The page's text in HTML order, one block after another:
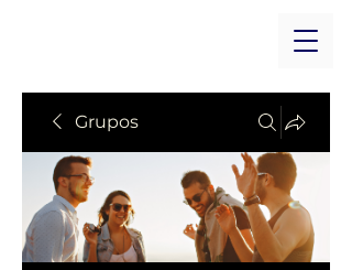
Grupos